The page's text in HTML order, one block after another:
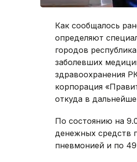
Как сообщалось
определяют
городов
заболевших
здравоохранения
корпорация
откуда в
По состоянию на
денежных средств
пневмонией и по 49